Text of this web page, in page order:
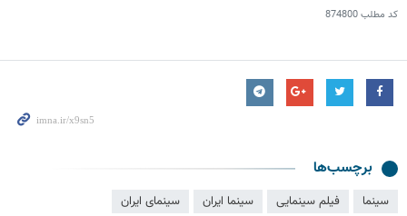
کد مطلب874800
برچسب‌ها
سینما فیلم سینمایی سینما ایران
سینمای ایران